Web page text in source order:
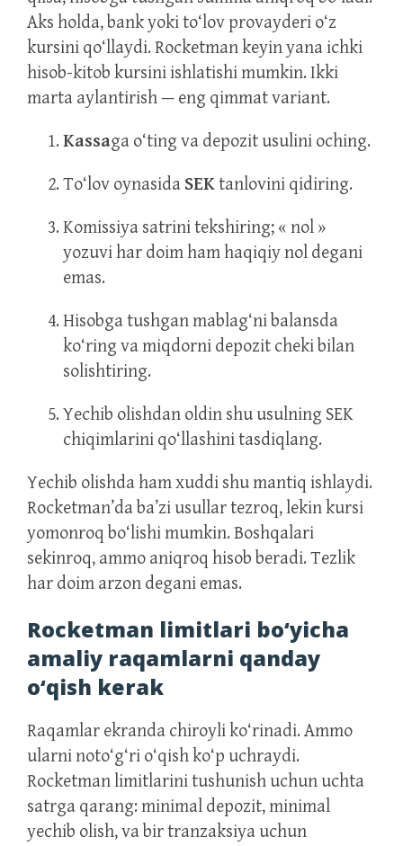
Aks holda, bank yoki to‘lov provayderi o‘z
kursini qo‘llaydi. Rocketman keyin yana ichki
hisob-kitob kursini ishlatishi mumkin. Ikki
marta aylantirish — eng qimmat variant.
Kassaga o‘ting va depozit usulini oching.
To‘lov oynasida SEKtanlovini qidiring.
Komissiya satrini tekshiring; « nol »
yozuvi har doim ham haqiqiy nol degani
emas.
Hisobga tushgan mablag‘ni balansda
ko‘ring va miqdorni depozit cheki bilan
solishtiring.
Yechib olishdan oldin shu usulning SEK
chiqimlarini qo‘llashini tasdiqlang.
Yechib olishda ham xuddi shu mantiq ishlaydi.
Rocketman’da ba’zi usullar tezroq, lekin kursi
yomonroq bo‘lishi mumkin. Boshqalari
sekinroq, ammo aniqroq hisob beradi. Tezlik
har doim arzon degani emas.
Rocketman limitlari bo‘yicha
amaliy raqamlarni qanday
o‘qish kerak
Raqamlar ekranda chiroyli ko‘rinadi. Ammo
ularni noto‘g‘ri o‘qish ko‘p uchraydi.
Rocketman limitlarini tushunish uchun uchta
satrga qarang: minimal depozit, minimal
yechib olish, va bir tranzaksiya uchun